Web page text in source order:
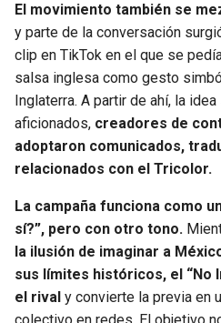
El movimiento también se
y parte de la conversación
clip en TikTok en el que se
salsa inglesa como gesto
Inglaterra. A partir de ahí, la
aficionados, creadores de
adoptaron comunicados,
relacionados con el Tricolor.
La campaña funciona como
sí?”, pero con otro tono.
la ilusión de imaginar a
sus límites históricos, el “No
el rival y convierte la previa en